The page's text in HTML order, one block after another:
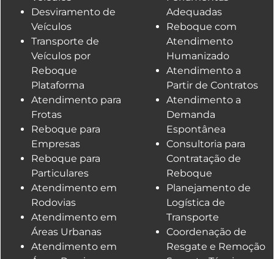
Desviramento de
Veículos
Transporte de
Veículos por
Reboque
Plataforma
Atendimento para
Frotas
Reboque para
Empresas
Reboque para
Particulares
Atendimento em
Rodovias
Atendimento em
Áreas Urbanas
Atendimento em
Adequadas
Reboque com
Atendimento
Humanizado
Atendimento a
Partir de Contratos
Atendimento a
Demanda
Espontânea
Consultoria para
Contratação de
Reboque
Planejamento de
Logística de
Transporte
Coordenação de
Resgate e Remoção